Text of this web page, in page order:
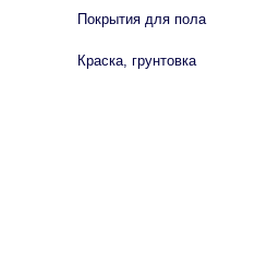
Покрытия для пола
Краска, грунтовка